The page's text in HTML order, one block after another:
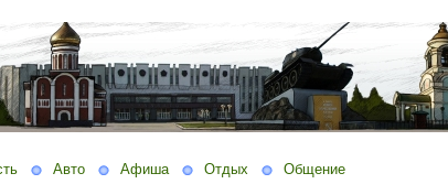
Авто Афиша Отдых Общение